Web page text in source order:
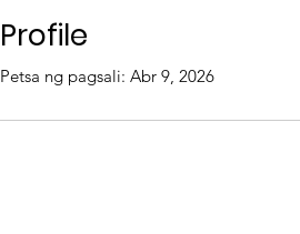
Profile
Petsa ng pagsali: Abr 9, 2026